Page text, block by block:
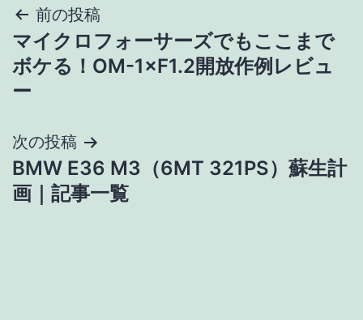
投
稿
ナ
ビ
ゲ
ー
前の投稿
マイクロフォーサーズでもここまで
ボケる！OM-1×F1.2開放作例レビュ
ー
次の投稿
BMW E36 M3（6MT 321PS）蘇生計
画｜記事一覧